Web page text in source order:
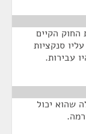
הקיים
סנקציות
עבירות.
שהוא יכול